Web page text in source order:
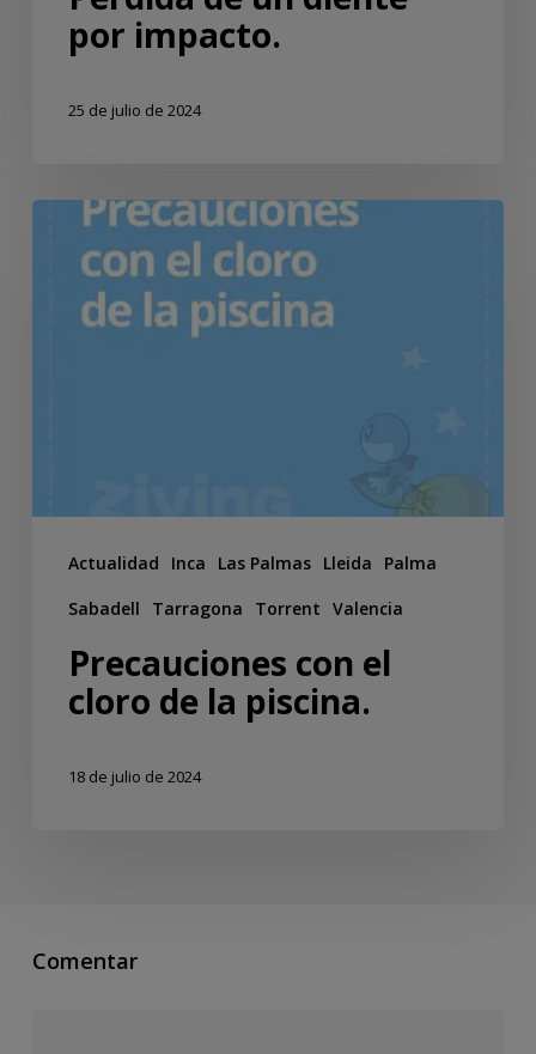
por impacto.
25 de julio de 2024
Actualidad Inca Las Palmas Lleida
Palma
Sabadell
Tarragona Torrent Valencia
Precauciones con el
cloro de la piscina.
18 de julio de 2024
Comentar